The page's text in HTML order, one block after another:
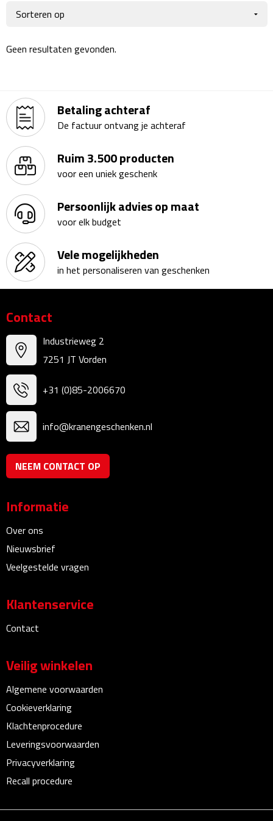
Business trolleys
Documententassen
Laptophoezen & -tassen
Tablettassen
Reistassen & Trolleys
Reistassen
Trolleys
Reistas trolleys
Reistassensets
Weekendtassen
Duffeltassen
Autotassen
Toilettassen
Rugzakken
Rugzakken
Sport- & Recreatietassen
Koeltassen & koelboxen
Strandtassen
Picknick rugtassen
Lunchtassen
Giftcards
Geen resultaten gevonden.
Betaling achteraf
De factuur ontvang je achteraf
Ruim 3.500 producten
voor een uniek geschenk
Persoonlijk advies op maat
voor elk budget
Vele mogelijkheden
in het personaliseren van geschenken
Contact
Industrieweg 2
7251 JT Vorden
+31 (0)85-2006670
info@kranengeschenken.nl
NEEM CONTACT OP
Informatie
Over ons
Nieuwsbrief
Veelgestelde vragen
Klantenservice
Contact
Veilig winkelen
Algemene voorwaarden
Cookieverklaring
Klachtenprocedure
Leveringsvoorwaarden
Privacyverklaring
Recall procedure